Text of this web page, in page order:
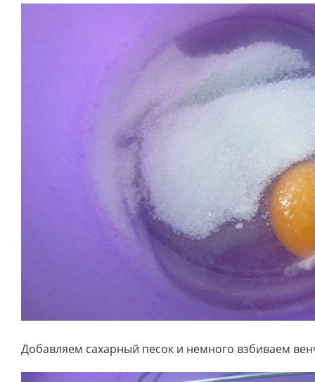
Добавляем сахарный песок и немного взбиваем